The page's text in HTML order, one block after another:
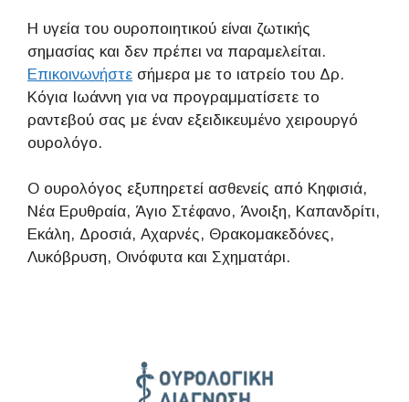
Η υγεία του ουροποιητικού είναι ζωτικής
σημασίας και δεν πρέπει να παραμελείται.
Επικοινωνήστε σήμερα με το ιατρείο του Δρ.
Κόγια Ιωάννη για να προγραμματίσετε το
ραντεβού σας με έναν εξειδικευμένο χειρουργό
ουρολόγο.
Ο ουρολόγος εξυπηρετεί ασθενείς από Κηφισιά,
Νέα Ερυθραία, Άγιο Στέφανο, Άνοιξη, Καπανδρίτι,
Εκάλη, Δροσιά, Αχαρνές, Θρακομακεδόνες,
Λυκόβρυση, Οινόφυτα και Σχηματάρι.